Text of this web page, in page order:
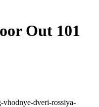
Out 101
vhodnye-dveri-rossiya-